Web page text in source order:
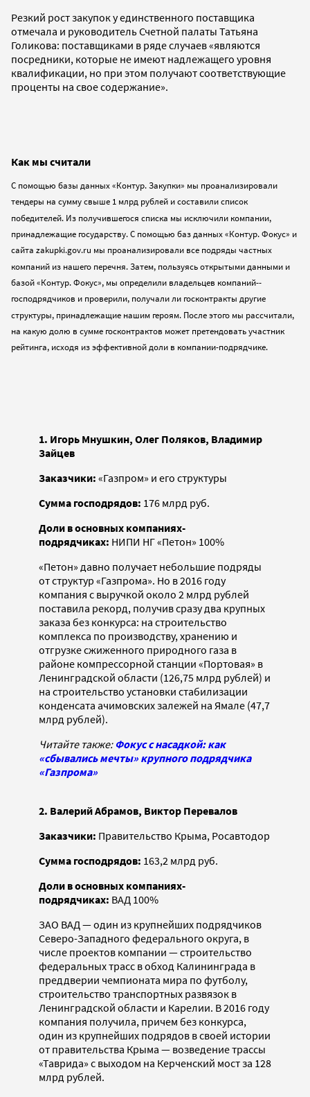
Резкий рост закупок у единственного поставщика
отмечала и руководитель Счетной палаты Татьяна
Голикова: поставщиками в ряде случаев «являются
посредники, которые не имеют надлежащего уровня
квалификации, но при этом получают соответствующие
проценты на свое содержание».
Как мы считали
С помощью базы данных «Контур. Закупки» мы проанализировали
тендеры на сумму свыше 1 млрд рублей и составили список
победителей. Из получившегося списка мы исключили компании,
принадлежащие государству. С помощью баз данных «Контур. Фокус» и
сайта zakupki.gov.ru мы проанализировали все подряды частных
компаний из нашего перечня. Затем, пользуясь открытыми данными и
базой «Контур. Фокус», мы определили владельцев компаний-­
господрядчиков и проверили, получали ли госконтракты другие
структуры, принадлежащие нашим героям. После этого мы рассчитали,
на какую долю в сумме госконтрактов может претендовать участник
рейтинга, исходя из эффективной доли в компании-подрядчике.
1. Игорь Мнушкин, Олег Поляков, Владимир
Зайцев
Заказчики: «Газпром» и его структуры
Сумма господрядов: 176 млрд руб.
Доли в основных компаниях-
подрядчиках: НИПИ НГ «Петон» 100%
«Петон» давно получает небольшие подряды
от структур «Газпрома». Но в 2016 году
компания с выручкой около 2 млрд рублей
поставила рекорд, получив сразу два крупных
заказа без конкурса: на строительство
комплекса по производству, хранению и
отгрузке сжиженного природного газа в
районе компрессорной станции «Портовая» в
Ленинградской области (126,75 млрд рублей) и
на строительство установки стабилизации
конденсата ачимовских залежей на Ямале (47,7
млрд рублей).
Читайте также: Фокус с насадкой: как
«сбывались мечты» крупного подрядчика
«Газпрома»
2. Валерий Абрамов, Виктор Перевалов
Заказчики: Правительство Крыма, Росавтодор
Сумма господрядов: 163,2 млрд руб.
Доли в основных компаниях-
подрядчиках: ВАД 100%
ЗАО ВАД — один из крупнейших подрядчиков
Северо-­Западного федерального округа, в
числе проектов компании — строительство
федеральных трасс в обход Калининграда в
преддверии чемпионата мира по футболу,
строительство транспортных развязок в
Ленинградской области и Карелии. В 2016 году
компания получила, причем без конкурса,
один из крупнейших подрядов в своей истории
от правительства Крыма — возведение трассы
«Таврида» с выходом на Керченский мост за 128
млрд рублей.